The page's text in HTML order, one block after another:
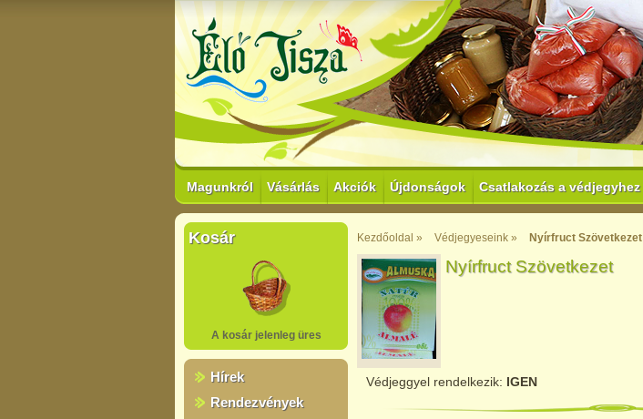
Magunkról Vásárlás Akciók Újdonságok Csatlakozás a védjegyhez
Kosár
A kosár jelenleg üres
Hírek
Rendezvények
Kezdőoldal » Védjegyeseink » Nyírfruct Szövetkezet
Nyírfruct Szövetkezet
Védjeggyel rendelkezik: IGEN